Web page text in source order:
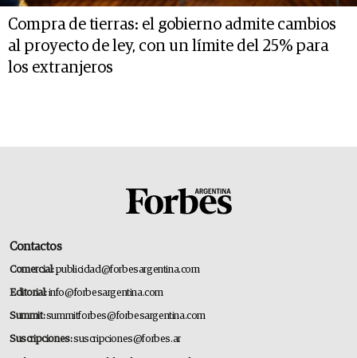
Compra de tierras: el gobierno admite cambios
al proyecto de ley, con un límite del 25% para
los extranjeros
Contactos
Comercial:publicidad@forbesargentina.com
Editorial:info@forbesargentina.com
Summit:summitforbes@forbesargentina.com
Suscripciones:suscripciones@forbes.ar